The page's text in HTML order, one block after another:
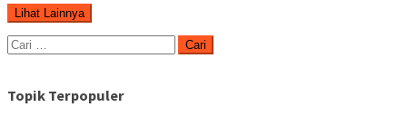
Lihat Lainnya
Cari
untuk:
Topik Terpopuler